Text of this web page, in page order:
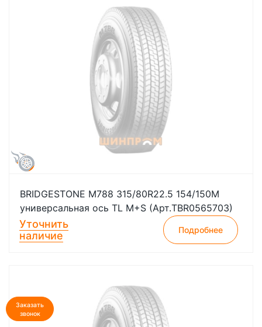
Заказать
звонок
BRIDGESTONE M788 315/80R22.5 154/150M
универсальная ось TL M+S (Арт.TBR0565703)
Уточнить
наличие
Подробнее